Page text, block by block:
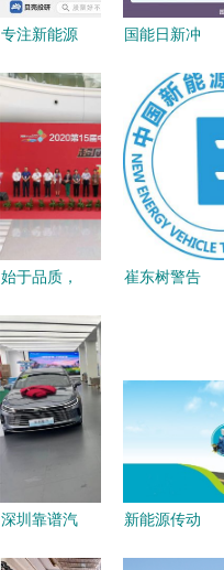
昊憾杭州分
专注新能源
阳光电源在
光伏大赛道
上的崛起
国能日新冲
IPO 募资
3.45亿元，
深耕新能源
信息技术服
务赛道
始于品质，
访超威新能
源事业部总
经理杨法根
崔东树警告
务与可持续
深圳靠谱汽
新能源传动